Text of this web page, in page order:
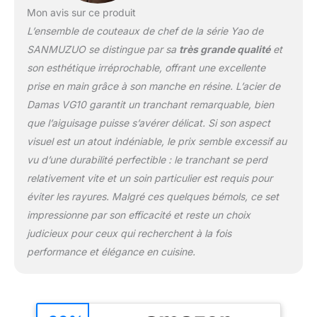
combiné à un matériau
en résine luxueux, un fini
miroir à la main rend les
propriétés colorées de la
résine
exceptionnellement
éblouissantes, tout en
étant durable, offrant un
excellent contrôle, une
flexibilité et un confort
exceptionnels pour
toutes les mains. Avec le
couteau de chef
n'avez pas à vous
soucier de vous fatiguer
Équilibre parfait dans la
Mon avis sur ce produit
L’ensemble de couteaux de chef de la série Yao de
SANMUZUO se distingue par sa très grande qualitéet
son esthétique irréprochable, offrant une excellente
prise en main grâce à son manche en résine. L’acier de
Damas VG10 garantit un tranchant remarquable, bien
que l’aiguisage puisse s’avérer délicat. Si son aspect
visuel est un atout indéniable, le prix semble excessif au
vu d’une durabilité perfectible : le tranchant se perd
relativement vite et un soin particulier est requis pour
éviter les rayures. Malgré ces quelques bémols, ce set
impressionne par son efficacité et reste un choix
judicieux pour ceux qui recherchent à la fois
performance et élégance en cuisine.